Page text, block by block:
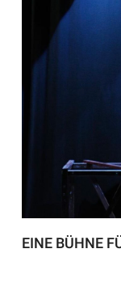
EINE BÜHNE